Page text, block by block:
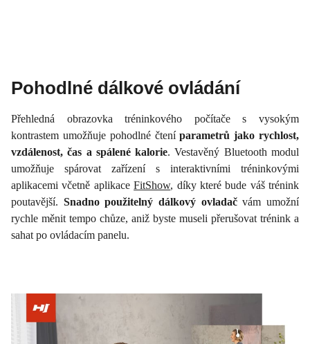
Pohodlné dálkové ovládání
Přehledná obrazovka tréninkového počítače s vysokým
kontrastem umožňuje pohodlné čteníparametrů jako rychlost,
vzdálenost, čas a spálené kalorie. Vestavěný Bluetooth modul
umožňuje spárovat zařízení s interaktivními tréninkovými
aplikacemi včetně aplikaceFitShow, díky které bude váš trénink
poutavější. Snadno použitelný dálkový ovladačvám umožní
rychle měnit tempo chůze, aniž byste museli přerušovat trénink a
sahat po ovládacím panelu.